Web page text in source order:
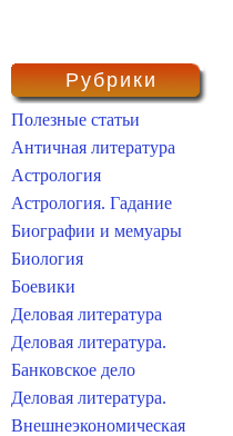
Рубрики
Полезные статьи
Античная литература
Астрология
Астрология. Гадание
Биографии и мемуары
Биология
Боевики
Деловая литература
Деловая литература.
Банковское дело
Деловая литература.
Внешнеэкономическая